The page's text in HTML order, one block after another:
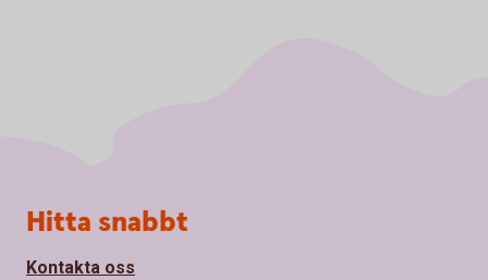
Sidfot
Hitta snabbt
Kontakta oss